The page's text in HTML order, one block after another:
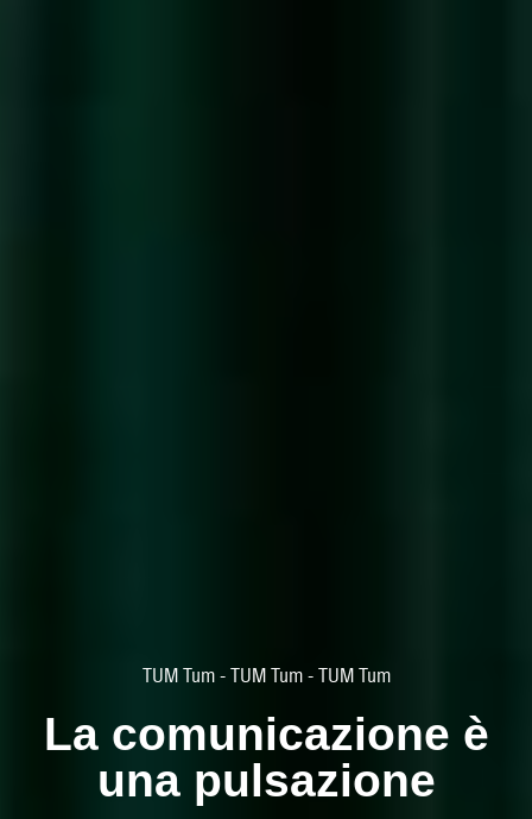
TUM Tum - TUM Tum - TUM Tum
La comunicazione è
una pulsazione